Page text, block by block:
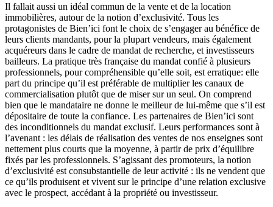
Il fallait aussi un idéal commun de la vente et de la location
immobilières, autour de la notion d’exclusivité. Tous les
protagonistes de Bien’ici font le choix de s’engager au bénéfice de
leurs clients mandants, pour la plupart vendeurs, mais également
acquéreurs dans le cadre de mandat de recherche, et investisseurs
bailleurs. La pratique très française du mandat confié à plusieurs
professionnels, pour compréhensible qu’elle soit, est erratique: elle
part du principe qu’il est préférable de multiplier les canaux de
commercialisation plutôt que de miser sur un seul. On comprend
bien que le mandataire ne donne le meilleur de lui-même que s’il est
dépositaire de toute la confiance. Les partenaires de Bien’ici sont
des inconditionnels du mandat exclusif. Leurs performances sont à
l’avenant : les délais de réalisation des ventes de nos enseignes sont
nettement plus courts que la moyenne, à partir de prix d’équilibre
fixés par les professionnels. S’agissant des promoteurs, la notion
d’exclusivité est consubstantielle de leur activité : ils ne vendent que
ce qu’ils produisent et vivent sur le principe d’une relation exclusive
avec le prospect, accédant à la propriété ou investisseur.